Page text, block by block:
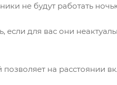
не будут работать
для вас они
на расстоянии